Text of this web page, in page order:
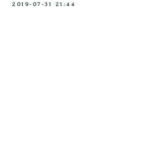
2019-07-31 21:44